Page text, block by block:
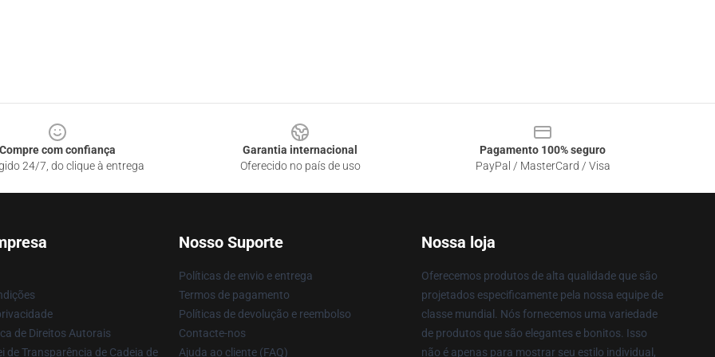
Compre com confiança
24/7, do clique à entrega
Garantia internacional
Oferecido no país de uso
Pagamento 100% seguro
PayPal / MasterCard / Visa
de Direitos Autorais
de Transparência de Cadeia de
Nosso Suporte
Políticas de envio e entrega
Termos de pagamento
Políticas de devolução e reembolso
Contacte-nos
Ajuda ao cliente (FAQ)
Nossa loja
Oferecemos produtos de alta qualidade que são
projetados especificamente pela nossa equipe de
classe mundial. Nós fornecemos uma variedade
de produtos que são elegantes e bonitos. Isso
não é apenas para mostrar seu estilo individual,